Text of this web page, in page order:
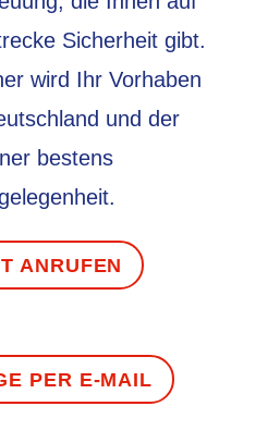
Sicherheit gibt.
wird Ihr Vorhaben
und der
bestens
ANRUFEN
PER E-MAIL